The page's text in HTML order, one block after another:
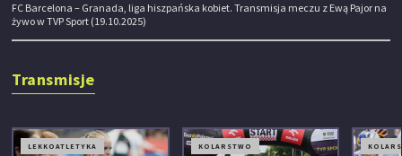
FC Barcelona – Granada, liga hiszpańska kobiet. Transmisja meczu z Ewą Pajor na
żywo w TVP Sport (19.10.2025)
Transmisje
LEKKOATLETYKA KOLARSTWO